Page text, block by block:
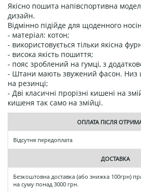
Якісно пошита напівспортивна
дизайн.
Відмінно підійде для щоденного
- матеріал: котон;
- використовується тільки якісна
- висока якість пошиття;
- пояс зроблений на гумці, з
- Штани мають звужений фасон. Низ
на резинці;
- Дві класичні прорізні кишені на
кишеня так само на змійці.
ОПЛАТА ПІСЛЯ
Відсутня передоплата
ДОСТАВКА
Безкоштовна доставка (або знижка 100грн)
на суму понад 3000 грн.